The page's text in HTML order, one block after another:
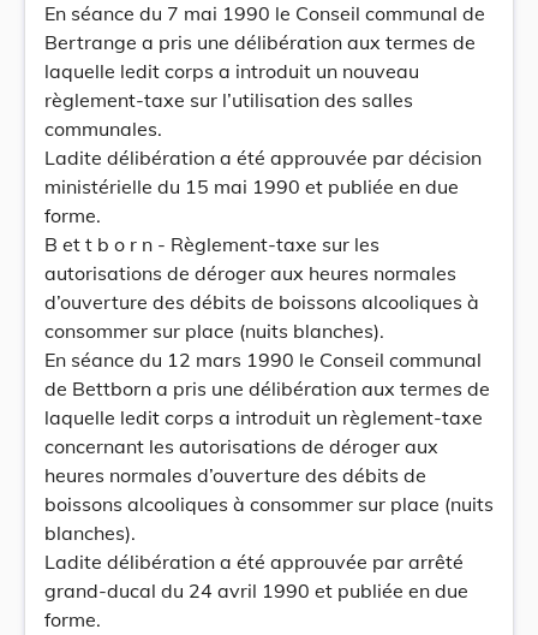
En séance du 7 mai 1990 le Conseil communal de
Bertrange a pris une délibération aux termes de
laquelle ledit corps a introduit un nouveau
règlement-taxe sur l’utilisation des salles
communales.
Ladite délibération a été approuvée par décision
ministérielle du 15 mai 1990 et publiée en due
forme.
B et t b o r n - Règlement-taxe sur les
autorisations de déroger aux heures normales
d’ouverture des débits de boissons alcooliques à
consommer sur place (nuits blanches).
En séance du 12 mars 1990 le Conseil communal
de Bettborn a pris une délibération aux termes de
laquelle ledit corps a introduit un règlement-taxe
concernant les autorisations de déroger aux
heures normales d’ouverture des débits de
boissons alcooliques à consommer sur place (nuits
blanches).
Ladite délibération a été approuvée par arrêté
grand-ducal du 24 avril 1990 et publiée en due
forme.